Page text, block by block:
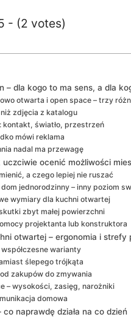
- (2 votes)
– dla kogo to ma sens, a dla
otwarta i open space – trzy
zdjęcia z katalogu
kontakt, światło, przestrzeń
mówi reklama
nadal ma przewagę
uczciwie ocenić możliwości
a czego lepiej nie ruszać
jednorodzinny – inny poziom
wymiary dla kuchni otwartej
zbyt małej powierzchni
projektanta lub konstruktora
otwartej – ergonomia i strefy
warianty
ślepego trójkąta
zakupów do zmywania
– wysokości, zasięg, narożniki
domowa
co naprawdę działa na co dzień